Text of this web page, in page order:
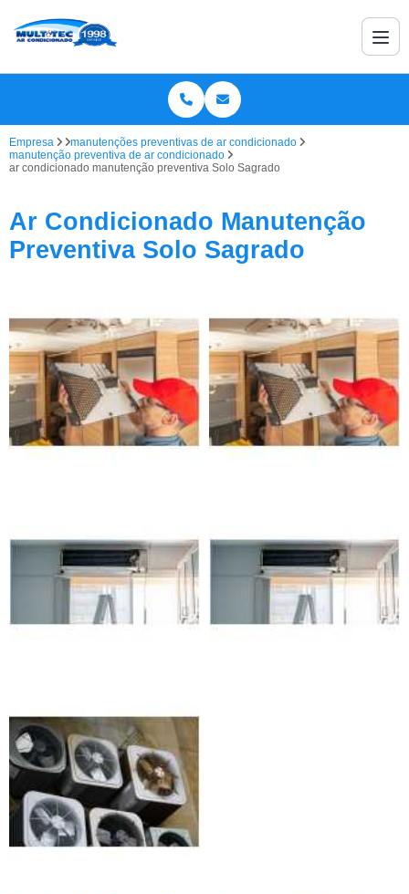
Empresa
manutenções preventivas de ar condicionado
manutenção preventiva de ar condicionado
ar condicionado manutenção preventiva Solo Sagrado
Ar Condicionado Manutenção
Preventiva Solo Sagrado